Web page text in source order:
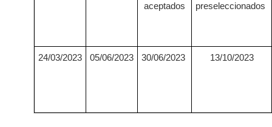
aceptados
preseleccionados
24/03/2023 05/06/2023 30/06/2023 13/10/2023